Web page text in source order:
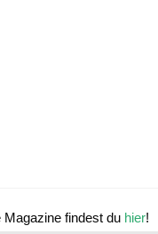
Magazine findest du hier!